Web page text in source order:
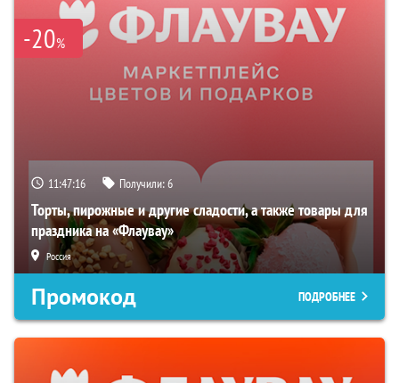
-20%
11:47:15 Получили:6
Торты, пирожные и другие сладости, а также товары для
праздника на «Флаувау»
Россия
Промокод ПОДРОБНЕЕ